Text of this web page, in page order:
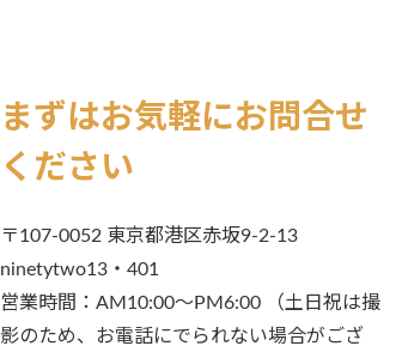
まずはお気軽にお問合せ
ください
〒107-0052 東京都港区赤坂9-2-13
ninetytwo13・401
営業時間：AM10:00～PM6:00 （土日祝は撮
影のため、お電話にでられない場合がござ